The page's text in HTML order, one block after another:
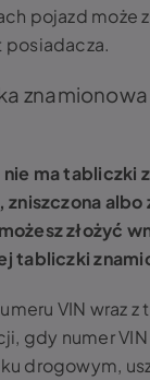
pojazd może
posiadacza.
znamionowa
ma tabliczki
zniszczona albo
złożyć
tabliczki
VIN wraz z
gdy numer
drogowym,